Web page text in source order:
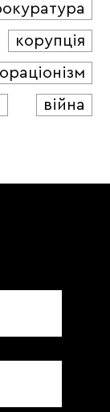
корупція
війна